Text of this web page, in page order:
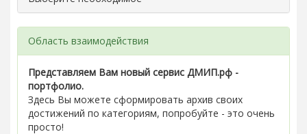
Область взаимодействия
Представляем Вам новый сервис ДМИП.рф -
портфолио.
Здесь Вы можете сформировать архив своих
достижений по категориям, попробуйте - это очень
просто!